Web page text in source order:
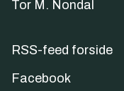
Tor M. Nondal
RSS-feed forside
Facebook